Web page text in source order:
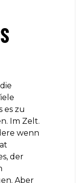
es zu
Im Zelt.
wenn
der
Aber